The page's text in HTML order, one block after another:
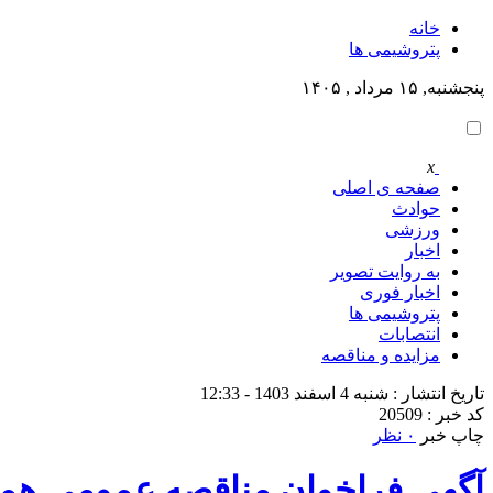
خانه
پتروشيمى ها
پنجشنبه, ۱۵ مرداد , ۱۴۰۵
x
صفحه ی اصلی
حوادث
ورزشی
اخبار
به روایت تصویر
اخبار فوری
پتروشيمى ها
انتصابات
مزایده و مناقصه
تاریخ انتشار : شنبه 4 اسفند 1403 - 12:33
کد خبر : 20509
چاپ خبر
۰ نظر